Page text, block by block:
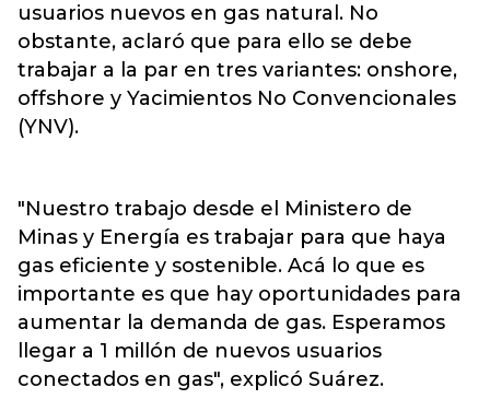
usuarios nuevos en gas natural. No
obstante, aclaró que para ello se debe
trabajar a la par en tres variantes: onshore,
offshore y Yacimientos No Convencionales
(YNV).
"Nuestro trabajo desde el Ministero de
Minas y Energía es trabajar para que haya
gas eficiente y sostenible. Acá lo que es
importante es que hay oportunidades para
aumentar la demanda de gas. Esperamos
llegar a 1 millón de nuevos usuarios
conectados en gas", explicó Suárez.